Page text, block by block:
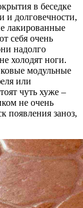
в беседке
и долговечности,
лакированные
себя очень
надолго
холодят ноги.
модульные
или
чуть хуже –
не очень
появления заноз,